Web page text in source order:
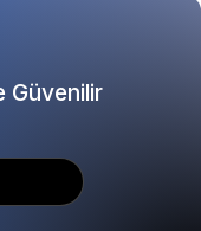
Güvenilir